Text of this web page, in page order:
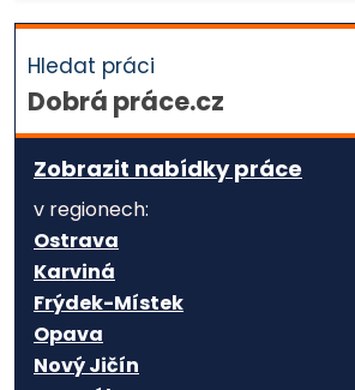
Hledat práci
Dobrá práce.cz
Zobrazit nabídky práce
v regionech:
Ostrava
Karviná
Frýdek-Místek
Opava
Nový Jičín